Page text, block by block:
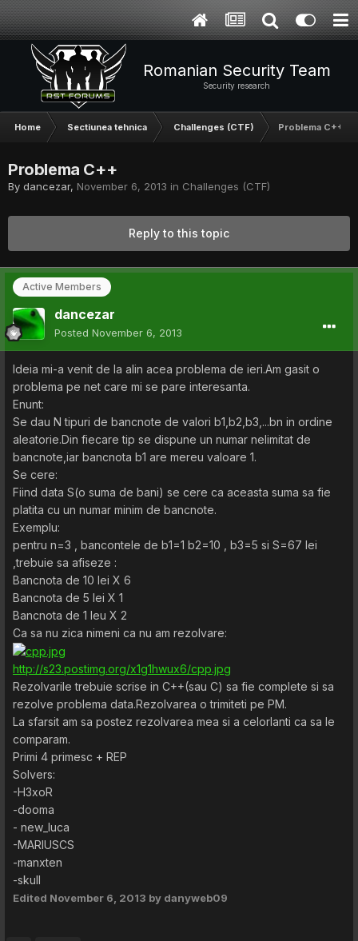
Romanian Security Team
Security research
Home Sectiunea tehnica Challenges (CTF) Problema C++
Problema C++
By dancezar, November 6, 2013 in Challenges (CTF)
Reply to this topic
Active Members
dancezar
Posted November 6, 2013
Ideia mi-a venit de la alin acea problema de ieri.Am gasit o
problema pe net care mi se pare interesanta.
Enunt:
Se dau N tipuri de bancnote de valori b1,b2,b3,...bn in ordine
aleatorie.Din fiecare tip se dispune un numar nelimitat de
bancnote,iar bancnota b1 are mereu valoare 1.
Se cere:
Fiind data S(o suma de bani) se cere ca aceasta suma sa fie
platita cu un numar minim de bancnote.
Exemplu:
pentru n=3 , bancontele de b1=1 b2=10 , b3=5 si S=67 lei
,trebuie sa afiseze :
Bancnota de 10 lei X 6
Bancnota de 5 lei X 1
Bancnota de 1 leu X 2
Ca sa nu zica nimeni ca nu am rezolvare:
http://s23.postimg.org/x1g1hwux6/cpp.jpg
Rezolvarile trebuie scrise in C++(sau C) sa fie complete si sa
rezolve problema data.Rezolvarea o trimiteti pe PM.
La sfarsit am sa postez rezolvarea mea si a celorlanti ca sa le
comparam.
Primi 4 primesc + REP
Solvers:
-H3xoR
-dooma
- new_luca
-MARIUSCS
-manxten
-skull
Edited November 6, 2013 by danyweb09